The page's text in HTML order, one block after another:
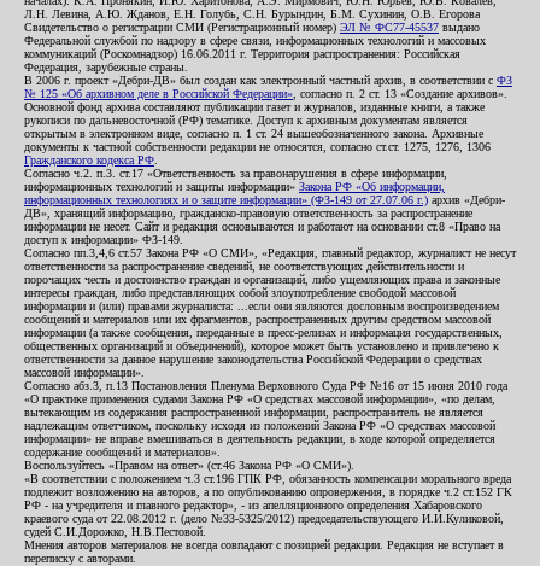
Л.Н. Левина, А.Ю. Жданов, Е.Н. Голубь, С.Н. Бурындин, Б.М. Сухинин, О.В. Егорова
Свидетельство о регистрации СМИ (Регистрационный номер) ЭЛ № ФС77-45537 выдано
Федеральной службой по надзору в сфере связи, информационных технологий и массовых
коммуникаций (Роскомнадзор) 16.06.2011 г. Территория распространения: Российская
Федерация, зарубежные страны.
В 2006 г. проект «Дебри-ДВ» был создан как электронный частный архив, в соответствии с ФЗ
№ 125 «Об архивном деле в Российской Федерации» , согласно п. 2 ст. 13 «Создание архивов».
Основной фонд архива составляют публикации газет и журналов, изданные книги, а также
рукописи по дальневосточной (РФ) тематике. Доступ к архивным документам является
открытым в электронном виде, согласно п. 1 ст. 24 вышеобозначенного закона. Архивные
документы к частной собственности редакции не относятся, согласно ст.ст. 1275, 1276, 1306
Гражданского кодекса РФ
Согласно ч.2. п.3. ст.17 «Ответственность за правонарушения в сфере информации,
информационных технологий и защиты информации» Закона РФ «Об информации,
информационных технологиях и о защите информации» (ФЗ-149 от 27.07.06 г.) архив «Дебри-
ДВ», хранящий информацию, гражданско-правовую ответственность за распространение
информации не несет. Сайт и редакция основываются и работают на основании ст.8 «Право на
доступ к информации» ФЗ-149.
Согласно пп.3,4,6 ст.57 Закона РФ «О СМИ», «Редакция, главный редактор, журналист не несут
ответственности за распространение сведений, не соответствующих действительности и
порочащих честь и достоинство граждан и организаций, либо ущемляющих права и законные
интересы граждан, либо представляющих собой злоупотребление свободой массовой
информации и (или) правами журналиста: ...если они являются дословным воспроизведением
сообщений и материалов или их фрагментов, распространенных другим средством массовой
информации (а также сообщения, переданные в пресс-релизах и информация государственных,
общественных организаций и объединений), которое может быть установлено и привлечено к
ответственности за данное нарушение законодательства Российской Федерации о средствах
массовой информации».
Согласно абз.3, п.13 Постановления Пленума Верховного Суда РФ №16 от 15 июня 2010 года
«О практике применения судами Закона РФ «О средствах массовой информации», «по делам,
вытекающим из содержания распространенной информации, распространитель не является
надлежащим ответчиком, поскольку исходя из положений Закона РФ «О средствах массовой
информации» не вправе вмешиваться в деятельность редакции, в ходе которой определяется
содержание сообщений и материалов».
Воспользуйтесь «Правом на ответ» (ст.46 Закона РФ «О СМИ»).
«В соответствии с положением ч.3 ст.196 ГПК РФ, обязанность компенсации морального вреда
подлежит возложению на авторов, а по опубликованию опровержения, в порядке ч.2 ст.152 ГК
РФ - на учредителя и главного редактор», - из апелляционного определения Хабаровского
краевого суда от 22.08.2012 г. (дело №33-5325/2012) председательствующего И.И.Куликовой,
судей С.И.Дорожко, Н.В.Пестовой.
Мнения авторов материалов не всегда совпадают с позицией редакции. Редакция не вступает в
переписку с авторами.